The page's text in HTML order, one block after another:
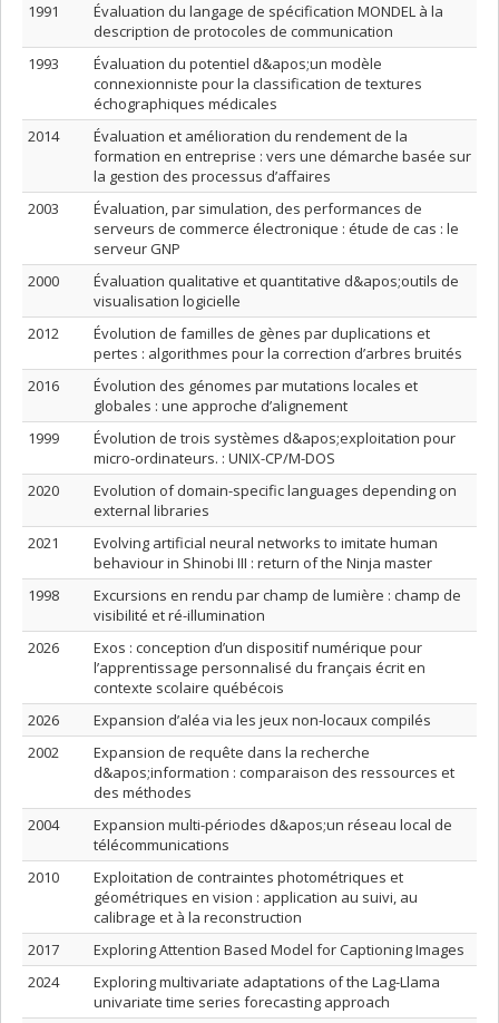
1991
Évaluation du langage de spécification MONDEL à la
description de protocoles de communication
1993
Évaluation du potentiel d&apos;un modèle
connexionniste pour la classification de textures
échographiques médicales
2014
Évaluation et amélioration du rendement de la
formation en entreprise : vers une démarche basée sur
la gestion des processus d’affaires
2003
Évaluation, par simulation, des performances de
serveurs de commerce électronique : étude de cas : le
serveur GNP
2000
Évaluation qualitative et quantitative d&apos;outils de
visualisation logicielle
2012
Évolution de familles de gènes par duplications et
pertes : algorithmes pour la correction d’arbres bruités
2016
Évolution des génomes par mutations locales et
globales : une approche d’alignement
1999
Évolution de trois systèmes d&apos;exploitation pour
micro-ordinateurs. : UNIX-CP/M-DOS
2020
Evolution of domain-specific languages depending on
external libraries
2021
Evolving‌ ‌artificial‌ ‌neural‌ ‌networks‌‌ ‌to‌ ‌imitate‌ ‌human‌
‌behaviour‌‌ ‌in‌ ‌Shinobi‌ ‌III‌ ‌:‌ ‌return‌ ‌of‌ ‌the‌ ‌Ninja‌ ‌master‌
1998
Excursions en rendu par champ de lumière : champ de
visibilité et ré-illumination
2026
Exos : conception d’un dispositif numérique pour
l’apprentissage personnalisé du français écrit en
contexte scolaire québécois
2026
Expansion d’aléa via les jeux non-locaux compilés
2002
Expansion de requête dans la recherche
d&apos;information : comparaison des ressources et
des méthodes
2004
Expansion multi-périodes d&apos;un réseau local de
télécommunications
2010
Exploitation de contraintes photométriques et
géométriques en vision : application au suivi, au
calibrage et à la reconstruction
2017
Exploring Attention Based Model for Captioning Images
2024
Exploring multivariate adaptations of the Lag-Llama
univariate time series forecasting approach